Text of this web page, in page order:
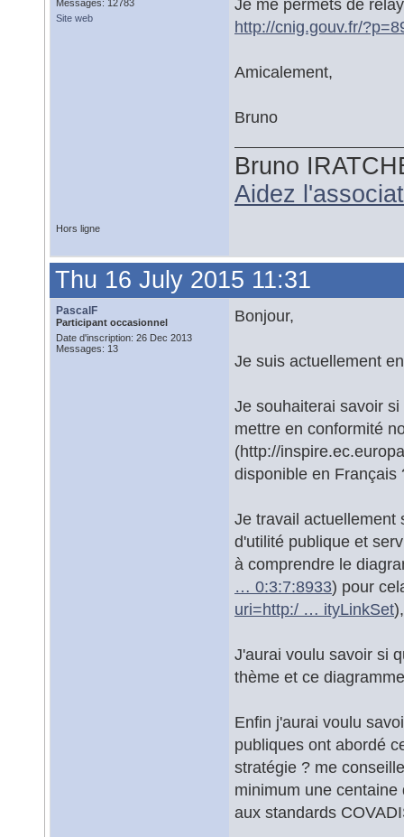
Messages: 12783
Site web
Je me permets de
http://cnig.gouv.fr/
Amicalement,
Bruno
Bruno
Aidez
Hors ligne
Thu 16 July 2015 11:31
PascalF
Participant occasionnel
Date d'inscription: 26 Dec 2013
Messages: 13
Bonjour,
Je suis actuellement
Je souhaiterai savoir
mettre en conformité
(http://
disponible en Français
Je travail actuellement
d'utilité publique et
à comprendre le
… 0:3:7:8933) pour
uri=http:/ … ityLinkSet
J'aurai voulu savoir si
thème et ce
Enfin j'aurai voulu
publiques ont abordé
stratégie ? me
minimum une
aux standards